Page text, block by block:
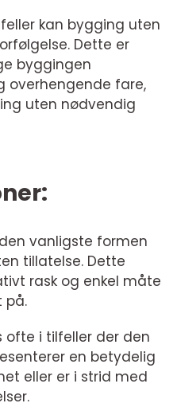
kan bygging uten
Dette er
byggingen
overhengende fare,
uten nødvendig
vanligste formen
tillatelse. Dette
rask og enkel måte
på.
ofte i tilfeller der den
en betydelig
eller er i strid med